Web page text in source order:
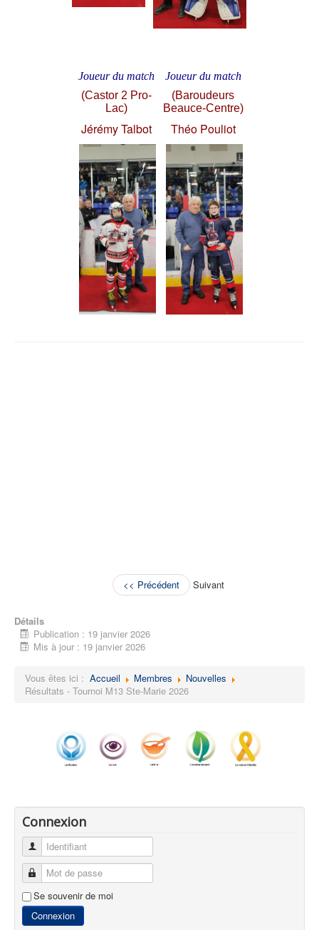
Joueur du match
(Castor 2 Pro-
Lac)
Joueur du match
(Baroudeurs
Beauce-Centre)
Jérémy Talbot Théo Pouliot
<< Précédent Suivant
Détails
Publication : 19 janvier 2026
Mis à jour : 19 janvier 2026
Vous êtes ici : Accueil Membres
Nouvelles
Résultats - Tournoi M13 Ste-Marie 2026
Connexion
Identifiant
Mot de passe
Se souvenir de moi
Connexion